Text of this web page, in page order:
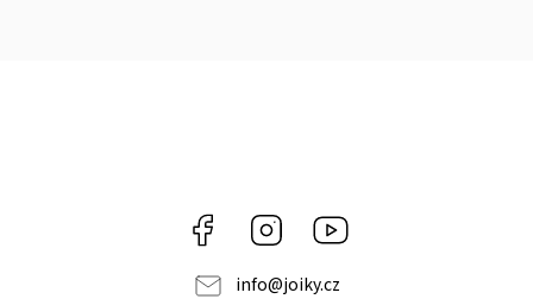
Facebook Instagram
info@joiky.cz